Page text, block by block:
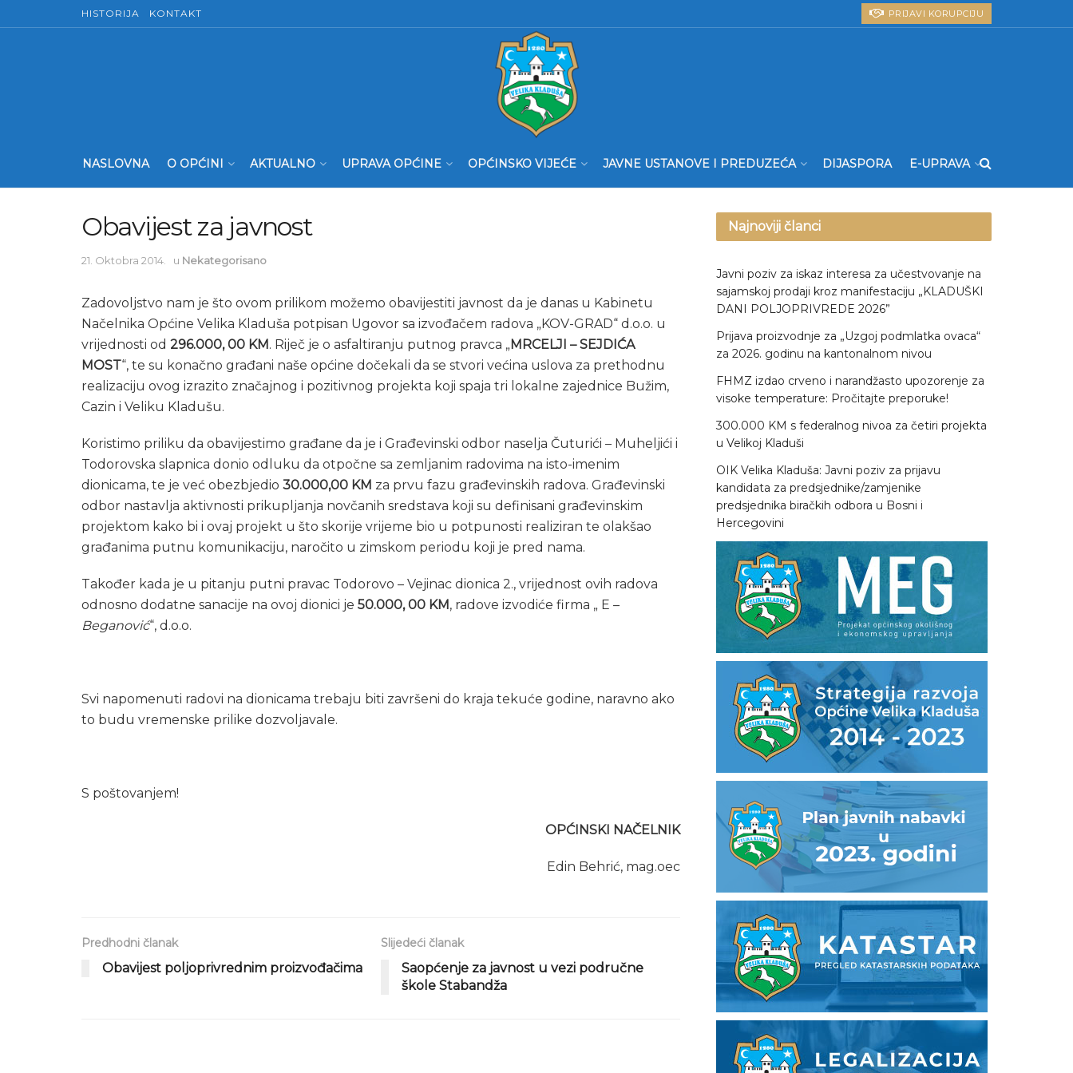
HISTORIJA KONTAKT PRIJAVI KORUPCIJU
NASLOVNA O OPĆINI AKTUALNO UPRAVA OPĆINE OPĆINSKO VIJEĆE JAVNE USTANOVE I PREDUZEĆA DIJASPORA E-UPRAVA
Obavijest za javnost
21. Oktobra 2014. u Nekategorisano
Zadovoljstvo nam je što ovom prilikom možemo obavijestiti javnost da je danas u Kabinetu
Načelnika Općine Velika Kladuša potpisan Ugovor sa izvođačem radova „KOV-GRAD“ d.o.o. u
vrijednosti od 296.000, 00 KM. Riječ je o asfaltiranju putnog pravca „MRCELJI – SEJDIĆA
MOST“, te su konačno građani naše općine dočekali da se stvori većina uslova za prethodnu
realizaciju ovog izrazito značajnog i pozitivnog projekta koji spaja tri lokalne zajednice Bužim,
Cazin i Veliku Kladušu.
Koristimo priliku da obavijestimo građane da je i Građevinski odbor naselja Čuturići – Muheljići i
Todorovska slapnica donio odluku da otpočne sa zemljanim radovima na isto-imenim
dionicama, te je već obezbjedio 30.000,00 KM za prvu fazu građevinskih radova. Građevinski
odbor nastavlja aktivnosti prikupljanja novčanih sredstava koji su definisani građevinskim
projektom kako bi i ovaj projekt u što skorije vrijeme bio u potpunosti realiziran te olakšao
građanima putnu komunikaciju, naročito u zimskom periodu koji je pred nama.
Također kada je u pitanju putni pravac Todorovo – Vejinac dionica 2., vrijednost ovih radova
odnosno dodatne sanacije na ovoj dionici je 50.000, 00 KM, radove izvodiće firma „ E –
Beganović“, d.o.o.
Svi napomenuti radovi na dionicama trebaju biti završeni do kraja tekuće godine, naravno ako
to budu vremenske prilike dozvoljavale.
S poštovanjem!
OPĆINSKI NAČELNIK
Edin Behrić, mag.oec
Predhodni članak
Obavijest poljoprivrednim proizvođačima
Slijedeći članak
Saopćenje za javnost u vezi područne
škole Stabandža
Najnoviji članci
Javni poziv za iskaz interesa za učestvovanje na
sajamskoj prodaji kroz manifestaciju „KLADUŠKI
DANI POLJOPRIVREDE 2026”
Prijava proizvodnje za „Uzgoj podmlatka ovaca“
za 2026. godinu na kantonalnom nivou
FHMZ izdao crveno i narandžasto upozorenje za
visoke temperature: Pročitajte preporuke!
300.000 KM s federalnog nivoa za četiri projekta
u Velikoj Kladuši
OIK Velika Kladuša: Javni poziv za prijavu
kandidata za predsjednike/zamjenike
predsjednika biračkih odbora u Bosni i
Hercegovini